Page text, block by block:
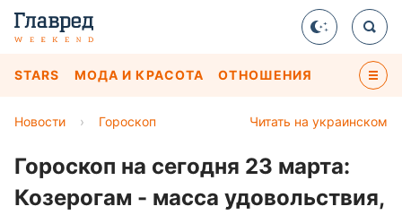
STARS МОДА И КРАСОТА ОТНОШЕНИЯ
Читать на украинском
Новости › Гороскоп
Гороскоп на сегодня 23 марта:
Козерогам - масса удовольствия,